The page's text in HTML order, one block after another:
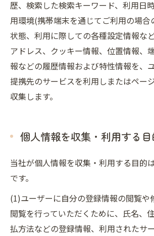
歴、検索した検索キーワード、利用日
用環境(携帯端末を通じてご利用の場
状態、利用に際しての各種設定情報な
アドレス、クッキー情報、位置情報、
報などの履歴情報および特性情報を、
提携先のサービスを利用しまたはペー
収集します。
個人情報を収集・利用する目
当社が個人情報を収集・利用する目的
です。
(1)ユーザーに自分の登録情報の閲覧や
閲覧を行っていただくために、氏名、
払方法などの登録情報、利用されたサ